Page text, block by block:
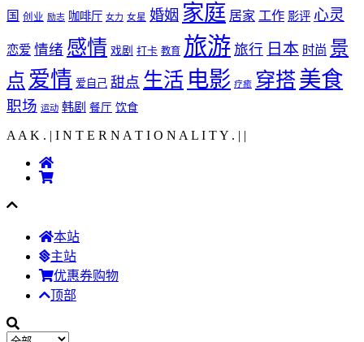
国 创业 励志 咖啡厅 女力 女星 婚姻 家庭 居家 工作 影评 心灵
恋爱 情绪 感情 戏剧 打卡 教育 旅游 旅行 日本 时尚 景
点 爱情 爱自己 甜点 生活 电影 疗癒 穿搭美食
职场 运动 韩剧 餐厅 饮食
A A K . | I N T E R N A T I O N A L I T Y . | |
本站
主站
优惠券购物
顶部